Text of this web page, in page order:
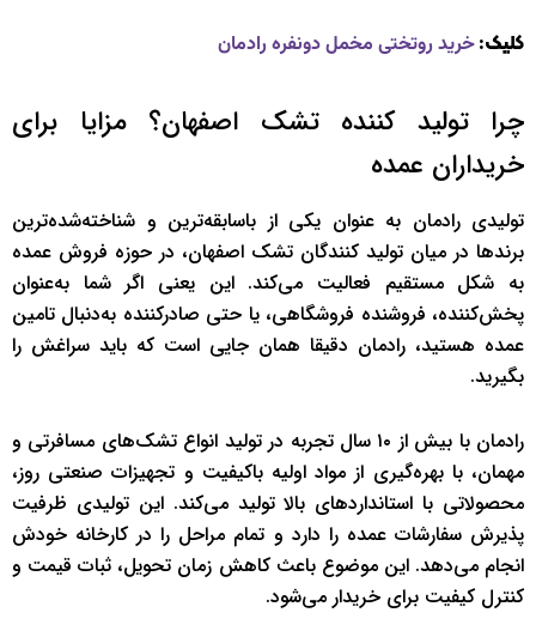
کلیک:خرید روتختی مخمل دونفره رادمان
چرا تولید کننده تشک اصفهان؟ مزایا برای
خریداران عمده
تولیدی رادمان به عنوان یکی از باسابقه‌ترین و شناخته‌شده‌ترین
برندها در میان تولید کنندگان تشک اصفهان، در حوزه فروش عمده
به شکل مستقیم فعالیت می‌کند. این یعنی اگر شما به‌عنوان
پخش‌کننده، فروشنده فروشگاهی، یا حتی صادرکننده به‌دنبال تامین
عمده هستید، رادمان دقیقا همان جایی است که باید سراغش را
بگیرید.
رادمان با بیش از ۱۰ سال تجربه در تولید انواع تشک‌های مسافرتی و
مهمان، با بهره‌گیری از مواد اولیه باکیفیت و تجهیزات صنعتی روز،
محصولاتی با استانداردهای بالا تولید می‌کند. این تولیدی ظرفیت
پذیرش سفارشات عمده را دارد و تمام مراحل را در کارخانه خودش
انجام می‌دهد. این موضوع باعث کاهش زمان تحویل، ثبات قیمت و
کنترل کیفیت برای خریدار می‌شود.